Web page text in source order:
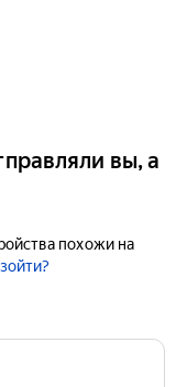
вы, а
похожи на